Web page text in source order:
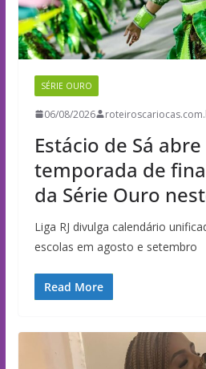
SÉRIE OURO
06/08/2026
Estácio de Sá abre
temporada de
da Série Ouro
Liga RJ divulga calendário
escolas em agosto e setembro
Read More